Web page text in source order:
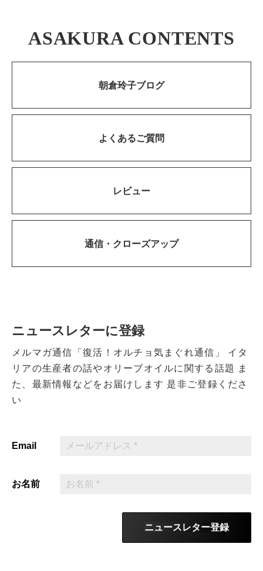
ASAKURA CONTENTS
朝倉玲子ブログ
よくあるご質問
レビュー
通信・ クローズアップ
ニュースレターに登録
メルマガ通信「復活！オルチョ気まぐれ通信」
イタ
リアの生産者の話やオリーブオイルに関する話題
ま
た、最新情報などをお届けします 是非ご登録くださ
い
Email
お名前
ニュースレター登録